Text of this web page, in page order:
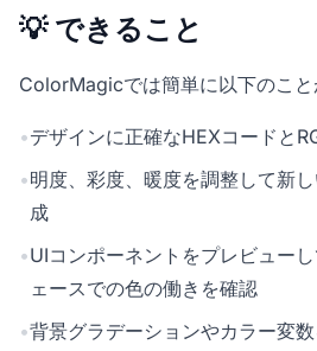
💡 できること
ColorMagicでは簡単に以下のこと
•デザインに正確なHEXコードと
•明度、彩度、暖度を調整して新
成
•UIコンポーネントをプレビュー
ェースでの色の働きを確認
•背景グラデーションやカラー変